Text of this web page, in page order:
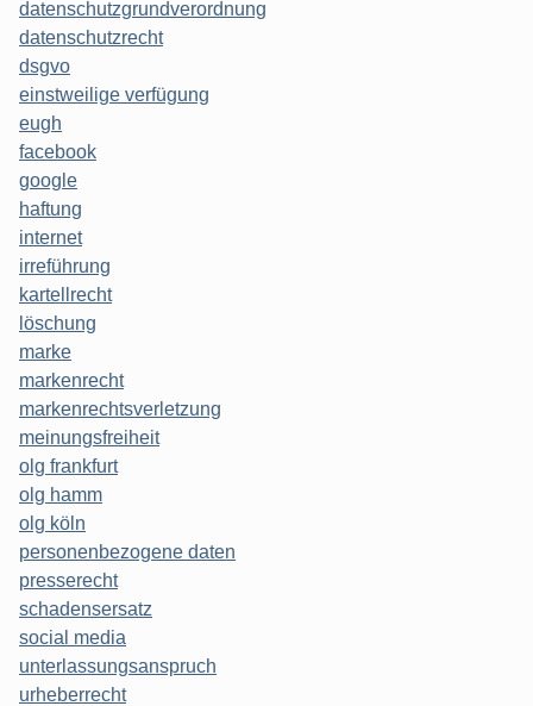
datenschutzgrundverordnung
datenschutzrecht
dsgvo
einstweilige verfügung
eugh
facebook
google
haftung
internet
irreführung
kartellrecht
löschung
marke
markenrecht
markenrechtsverletzung
meinungsfreiheit
olg frankfurt
olg hamm
olg köln
personenbezogene daten
presserecht
schadensersatz
social media
unterlassungsanspruch
urheberrecht